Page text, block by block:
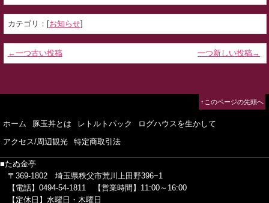
カテゴリ：[お知らせ]
←一つ古い投稿 一つ新しい投稿→
↑このページの先頭へ
ホーム 豚玉丼とは レトルトパック
ログハウスを生かして
アクセス/周辺観光
特定商取引法
■たぬ金亭
〒369-1802 埼玉県秩父市荒川上田野396−1
【電話】0494-54-1811
【営業時間】11:00～16:00
【定休日】水曜日・木曜日